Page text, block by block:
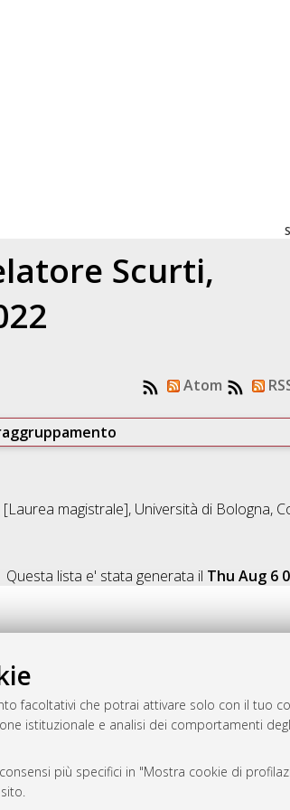
facoltativi che potrai attivare solo con il tuo
istituzionale e analisi dei comportamenti
più specifici in "Mostra cookie di
Scurti,
Atom
[Laurea magistrale], Università di Bologna,
Questa lista e' stata generata il Thu Aug 6